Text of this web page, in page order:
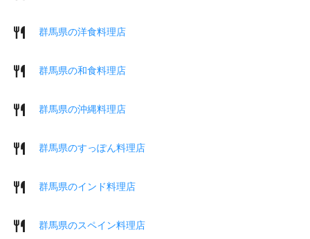
群馬県の洋食料理店
群馬県の和食料理店
群馬県の沖縄料理店
群馬県のすっぽん料理店
群馬県のインド料理店
群馬県のスペイン料理店